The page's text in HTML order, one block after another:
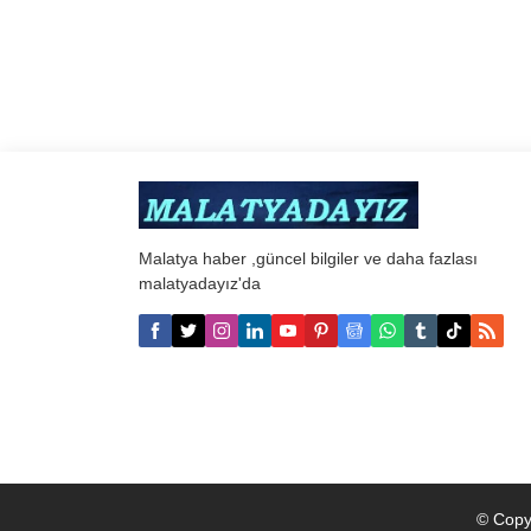
Malatya haber ,güncel bilgiler ve daha fazlası
malatyadayız'da
©